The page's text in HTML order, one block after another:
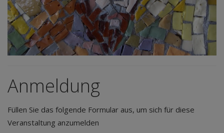
Anmeldung
Füllen Sie das folgende Formular aus, um sich für diese
Veranstaltung anzumelden